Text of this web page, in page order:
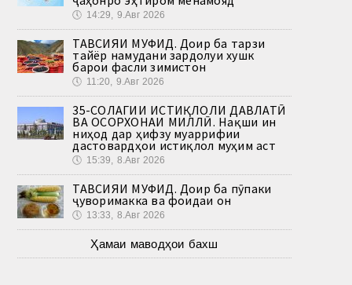
🕔 14:29, 9.Авг 2026
ТАВСИЯИ МУФИД. Доир ба тарзи
тайёр намудани зардолуи хушк
барои фасли зимистон
🕔 11:20, 9.Авг 2026
35-СОЛАГИИ ИСТИҚЛОЛИ ДАВЛАТӢ
ВА ОСОРХОНАИ МИЛЛӢ. Нақши ин
ниҳод дар ҳифзу муаррифии
дастовардҳои истиқлол муҳим аст
🕔 15:39, 8.Авг 2026
ТАВСИЯИ МУФИД. Доир ба пӯпаки
ҷуворимакка ва фоидаи он
🕔 13:33, 8.Авг 2026
Ҳамаи маводҳои бахш